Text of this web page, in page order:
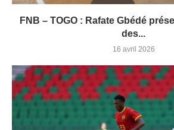
FNB – TOGO : Rafate Gbédé
des...
16 avril 2026